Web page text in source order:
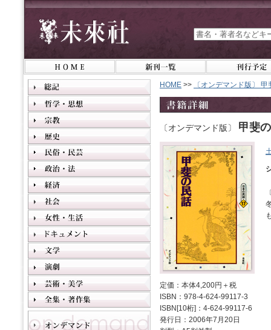
HOME >> 〔オンデマンド版〕
〔オンデマンド版〕 甲斐
定価：本体4,200円＋税
ISBN：978-4-624-99117-3
ISBN[10桁]：4-624-99117-6
発行日：2006年7月20日